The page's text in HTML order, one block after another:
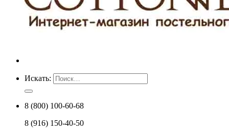
Искать:
8 (800) 100-60-68
8 (916) 150-40-50